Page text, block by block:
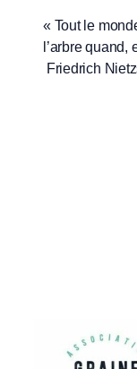
contenu
« Tout le
l’arbre quand,
Friedrich